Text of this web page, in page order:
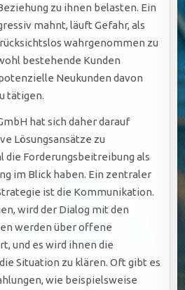
zu ihnen belasten. Ein
mahnt, läuft Gefahr, als
wahrgenommen zu
bestehende Kunden
Neukunden davon
tätigen.
hat sich daher darauf
Lösungsansätze zu
die Forderungsbeitreibung als
im Blick haben. Ein zentraler
ist die Kommunikation.
wird der Dialog mit den
werden über offene
und es wird ihnen die
Situation zu klären. Oft gibt es
wie beispielsweise